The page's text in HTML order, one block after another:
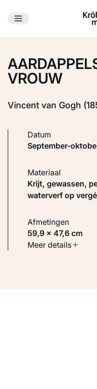
Ga naar
VROUW
Vincent van Gogh
Datum
september-
Materiaal
Krijt, gewassen, pen in inkt en dekkende
waterverf op
Afmetingen
59,9 × 47,6 cm
Soort werk
Meer details